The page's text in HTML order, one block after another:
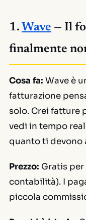
1. Wave — Il
finalmente
Cosa fa: Wave è
fatturazione
solo. Crei fatture
vedi in tempo
quanto ti devono
Prezzo: Gratis
contabilità). I
piccola